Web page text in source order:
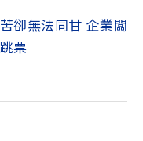
卻無法同甘 企業闆
票